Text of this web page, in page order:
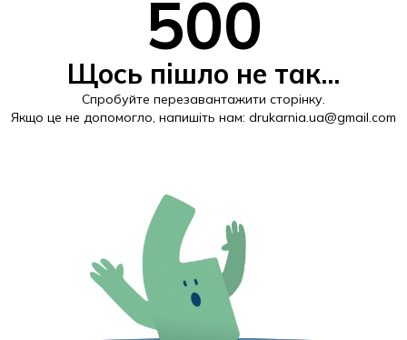
500
Щось пішло не так...
Спробуйте перезавантажити сторінку.
Якщо це не допомогло, напишіть нам: drukarnia.ua@gmail.com